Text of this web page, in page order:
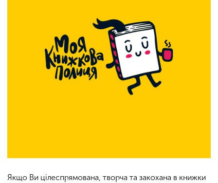
Якщо Ви цілеспрямована, творча та закохана в книжки